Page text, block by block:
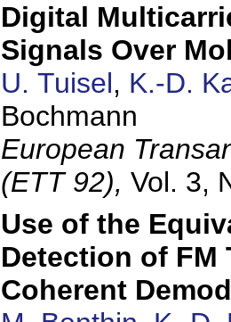
Digital
Signals Over
U. Tuisel, K.-D.
Bochmann
European
(ETT 92), Vol. 3,
Use of the
Detection of FM
Coherent